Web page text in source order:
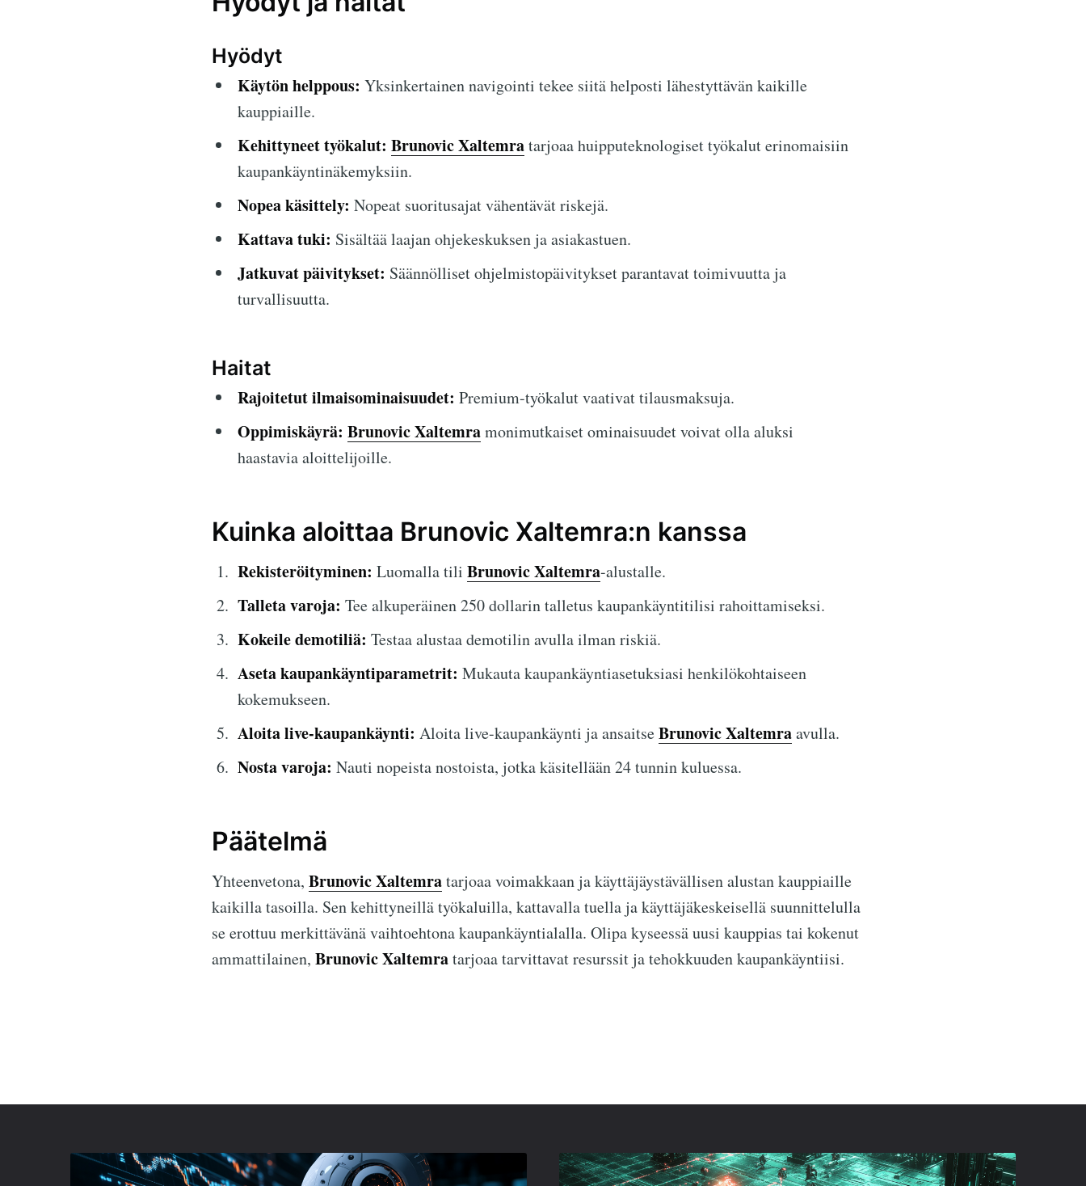
Hyödyt
Käytön helppous: Yksinkertainen navigointi tekee siitä helposti lähestyttävän kaikille
kauppiaille.
Kehittyneet työkalut: Brunovic Xaltemratarjoaa huipputeknologiset työkalut erinomaisiin
kaupankäyntinäkemyksiin.
Nopea käsittely: Nopeat suoritusajat vähentävät riskejä.
Kattava tuki: Sisältää laajan ohjekeskuksen ja asiakastuen.
Jatkuvat päivitykset: Säännölliset ohjelmistopäivitykset parantavat toimivuutta ja
turvallisuutta.
Haitat
Rajoitetut ilmaisominaisuudet: Premium-työkalut vaativat tilausmaksuja.
Oppimiskäyrä: Brunovic Xaltemramonimutkaiset ominaisuudet voivat olla aluksi
haastavia aloittelijoille.
Kuinka aloittaa Brunovic Xaltemra:n kanssa
Rekisteröityminen: Luomalla tili Brunovic Xaltemra-alustalle.
Talleta varoja: Tee alkuperäinen 250 dollarin talletus kaupankäyntitilisi rahoittamiseksi.
Kokeile demotiliä: Testaa alustaa demotilin avulla ilman riskiä.
Aseta kaupankäyntiparametrit: Mukauta kaupankäyntiasetuksiasi henkilökohtaiseen
kokemukseen.
Aloita live-kaupankäynti: Aloita live-kaupankäynti ja ansaitseBrunovic Xaltemraavulla.
Nosta varoja: Nauti nopeista nostoista, jotka käsitellään 24 tunnin kuluessa.
Päätelmä
Yhteenvetona, Brunovic Xaltemratarjoaa voimakkaan ja käyttäjäystävällisen alustan kauppiaille
kaikilla tasoilla. Sen kehittyneillä työkaluilla, kattavalla tuella ja käyttäjäkeskeisellä suunnittelulla
se erottuu merkittävänä vaihtoehtona kaupankäyntialalla. Olipa kyseessä uusi kauppias tai kokenut
ammattilainen, Brunovic Xaltemratarjoaa tarvittavat resurssit ja tehokkuuden kaupankäyntiisi.